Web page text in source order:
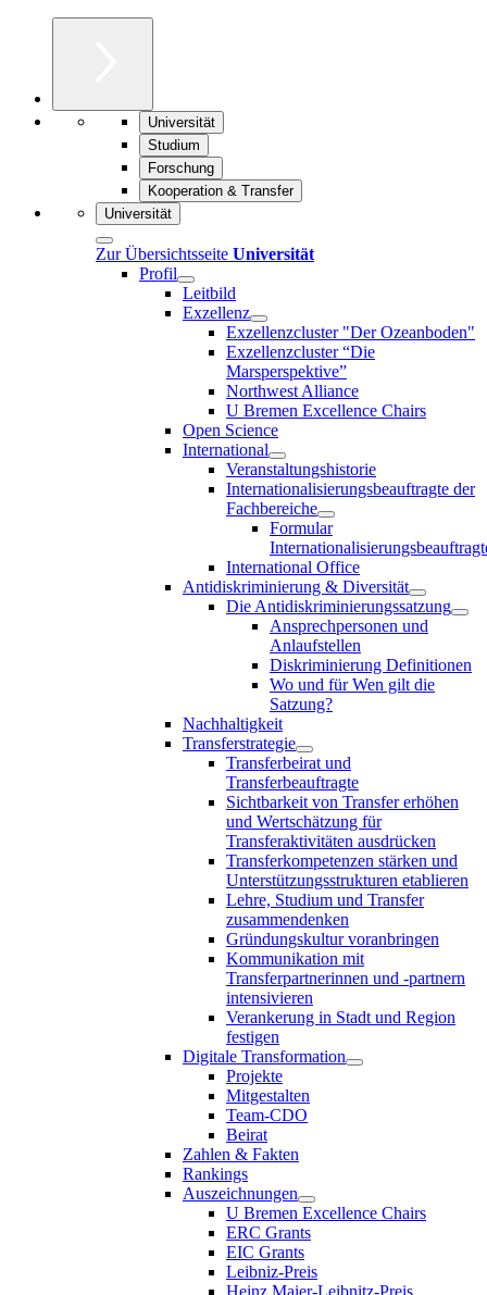
Universität
Studium
Forschung
Kooperation & Transfer
Universität
Zur Übersichtsseite Universität
Profil
Leitbild
Exzellenz
Exzellenzcluster "Der Ozeanboden"
Exzellenzcluster “Die
Marsperspektive”
Northwest Alliance
U Bremen Excellence Chairs
Open Science
International
Veranstaltungshistorie
Internationalisierungsbeauftragte der
Fachbereiche
Formular
International Office
Antidiskriminierung & Diversität
Die Antidiskriminierungssatzung
Ansprechpersonen und
Anlaufstellen
Diskriminierung Definitionen
Wo und für Wen gilt die
Satzung?
Nachhaltigkeit
Transferstrategie
Transferbeirat und
Transferbeauftragte
Sichtbarkeit von Transfer erhöhen
und Wertschätzung für
Transferaktivitäten ausdrücken
Transferkompetenzen stärken und
Unterstützungsstrukturen etablieren
Lehre, Studium und Transfer
zusammendenken
Gründungskultur voranbringen
Kommunikation mit
Transferpartnerinnen und -partnern
intensivieren
Verankerung in Stadt und Region
festigen
Digitale Transformation
Projekte
Mitgestalten
Team-CDO
Beirat
Zahlen & Fakten
Rankings
Auszeichnungen
U Bremen Excellence Chairs
ERC Grants
EIC Grants
Leibniz-Preis
Heinz Maier-Leibnitz-Preis